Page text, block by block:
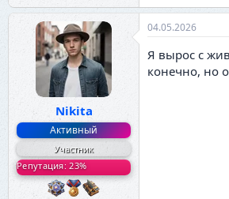
Nikita
Активный
Участник
Репутация: 23%
04.05.2026
Я вырос с
конечно, но